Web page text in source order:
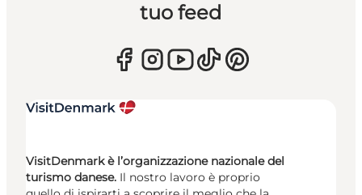
tuo feed
VisitDenmark è l’organizzazione nazionale del
turismo danese. Il nostro lavoro è proprio